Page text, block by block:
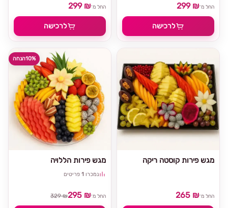
החל מ־299 ₪
לרכישה
החל מ־299 ₪
לרכישה
10%הנחה
מגש פירות הללויה
נמכרו 1 פריטים
החל מ־295 ₪
329 ₪
מגש פירות קוסטה ריקה
החל מ־265 ₪